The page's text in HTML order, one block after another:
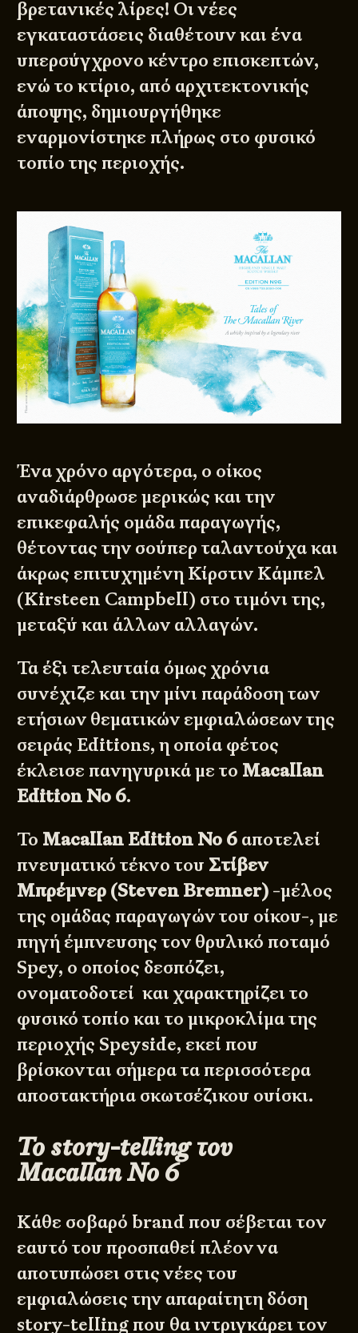
βρετανικές λίρες! Οι νέες
εγκαταστάσεις διαθέτουν και ένα
υπερσύγχρονο κέντρο επισκεπτών,
ενώ το κτίριο, από αρχιτεκτονικής
άποψης, δημιουργήθηκε
εναρμονίστηκε πλήρως στο φυσικό
τοπίο της περιοχής.
Ένα χρόνο αργότερα, ο οίκος
αναδιάρθρωσε μερικώς και την
επικεφαλής ομάδα παραγωγής,
θέτοντας την σούπερ ταλαντούχα και
άκρως επιτυχημένη Κίρστιν Κάμπελ
(Kirsteen Campbell) στο τιμόνι της,
μεταξύ και άλλων αλλαγών.
Τα έξι τελευταία όμως χρόνια
συνέχιζε και την μίνι παράδοση των
ετήσιων θεματικών εμφιαλώσεων της
σειράς Editions, η οποία φέτος
έκλεισε πανηγυρικά με το Macallan
Edition No 6.
Το Macallan Edition No 6 αποτελεί
πνευματικό τέκνο του Στίβεν
Μπρέμνερ (Steven Bremner) -μέλος
της ομάδας παραγωγών του οίκου-, με
πηγή έμπνευσης τον θρυλικό ποταμό
Spey, ο οποίος δεσπόζει,
ονοματοδοτεί και χαρακτηρίζει το
φυσικό τοπίο και το μικροκλίμα της
περιοχής Speyside, εκεί που
βρίσκονται σήμερα τα περισσότερα
αποστακτήρια σκωτσέζικου ουίσκι.
Το story-telling του
Macallan No 6
Κάθε σοβαρό brand που σέβεται τον
εαυτό του προσπαθεί πλέον να
αποτυπώσει στις νέες του
εμφιαλώσεις την απαραίτητη δόση
story-telling που θα ιντριγκάρει τον